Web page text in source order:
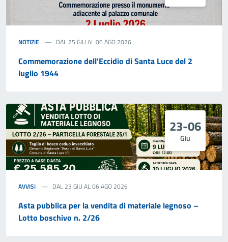
NOTIZIE DAL 25 GIU AL 06 AGO 2026
Commemorazione dell'Eccidio di Santa Luce del 2
luglio 1944
23-06
Giu
AVVISI DAL 23 GIU AL 06 AGO 2026
Asta pubblica per la vendita di materiale legnoso –
Lotto boschivo n. 2/26